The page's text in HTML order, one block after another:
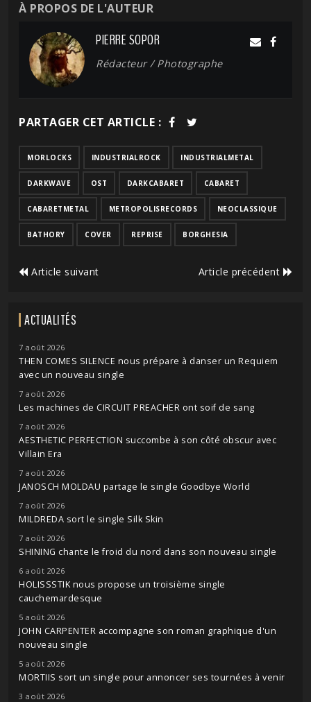
À PROPOS DE L'AUTEUR
PIERRE SOPOR
Rédacteur / Photographe
PARTAGER CET ARTICLE :
MORLOCKS INDUSTRIALROCK INDUSTRIALMETAL
DARKWAVE OST DARKCABARET CABARET
CABARETMETAL METROPOLISRECORDS NEOCLASSIQUE
BATHORY COVER REPRISE BORGHESIA
Article suivant Article précédent
ACTUALITÉS
7 août 2026
THEN COMES SILENCE nous prépare à danser un Requiem
avec un nouveau single
7 août 2026
Les machines de CIRCUIT PREACHER ont soif de sang
7 août 2026
AESTHETIC PERFECTION succombe à son côté obscur avec
Villain Era
7 août 2026
JANOSCH MOLDAU partage le single Goodbye World
7 août 2026
MILDREDA sort le single Silk Skin
7 août 2026
SHINING chante le froid du nord dans son nouveau single
6 août 2026
HOLISSSTIK nous propose un troisième single
cauchemardesque
5 août 2026
JOHN CARPENTER accompagne son roman graphique d'un
nouveau single
5 août 2026
MORTIIS sort un single pour annoncer ses tournées à venir
3 août 2026